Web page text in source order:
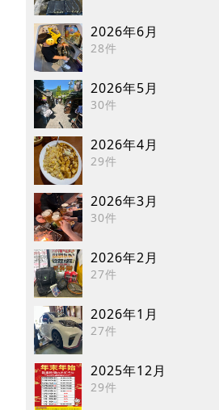
2026年6月
28件
2026年5月
30件
2026年4月
29件
2026年3月
30件
2026年2月
27件
2026年1月
27件
2025年12月
29件